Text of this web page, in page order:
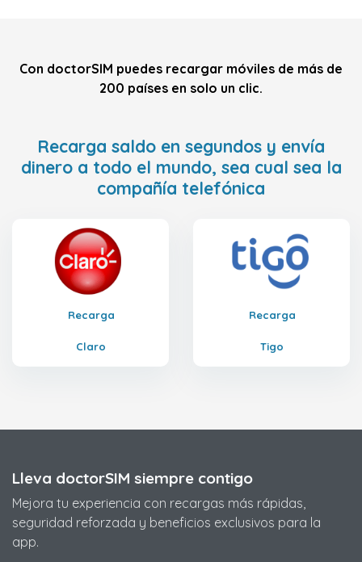
Con doctorSIM puedes recargar móviles de más de
200 países en solo un clic.
Recarga saldo en segundos y envía
dinero a todo el mundo, sea cual sea la
compañía telefónica
Recarga
Claro
Recarga
Tigo
Lleva doctorSIM siempre contigo
Mejora tu experiencia con recargas más rápidas,
seguridad reforzada y beneficios exclusivos para la
app.